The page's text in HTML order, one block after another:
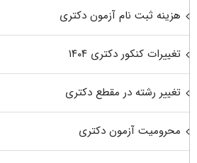
هزینه ثبت نام آزمون دکتری
تغییرات کنکور دکتری ۱۴۰۴
تغییر رشته در مقطع دکتری
محرومیت آزمون دکتری